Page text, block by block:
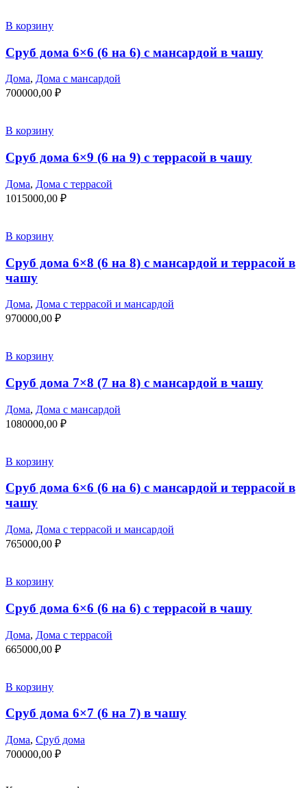
В корзину
Сруб дома 6×6 (6 на 6) с мансардой в чашу
Дома, Дома с мансардой
700000,00 ₽
В корзину
Сруб дома 6×9 (6 на 9) с террасой в чашу
Дома, Дома с террасой
1015000,00 ₽
В корзину
Сруб дома 6×8 (6 на 8) с мансардой и террасой в
чашу
Дома, Дома с террасой и мансардой
970000,00 ₽
В корзину
Сруб дома 7×8 (7 на 8) с мансардой в чашу
Дома, Дома с мансардой
1080000,00 ₽
В корзину
Сруб дома 6×6 (6 на 6) с мансардой и террасой в
чашу
Дома, Дома с террасой и мансардой
765000,00 ₽
В корзину
Сруб дома 6×6 (6 на 6) с террасой в чашу
Дома, Дома с террасой
665000,00 ₽
В корзину
Сруб дома 6×7 (6 на 7) в чашу
Дома, Сруб дома
700000,00 ₽